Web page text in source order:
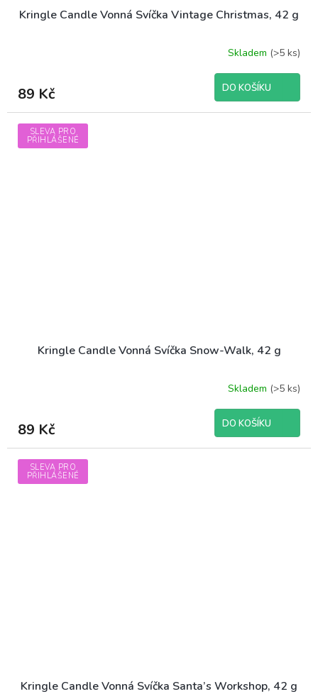
Kringle Candle Vonná Svíčka Vintage Christmas, 42 g
Skladem (>5 ks)
89 Kč DO KOŠÍKU
SLEVA PRO
PŘIHLÁŠENÉ
Kringle Candle Vonná Svíčka Snow-Walk, 42 g
Skladem (>5 ks)
89 Kč DO KOŠÍKU
SLEVA PRO
PŘIHLÁŠENÉ
Kringle Candle Vonná Svíčka Santa’s Workshop, 42 g